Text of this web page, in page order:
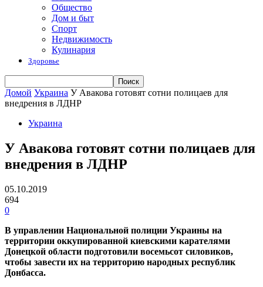
Общество
Дом и быт
Спорт
Недвижимость
Кулинария
Здоровье
Домой Украина У Авакова готовят сотни полицаев для
внедрения в ЛДНР
Украина
У Авакова готовят сотни полицаев для
внедрения в ЛДНР
05.10.2019
694
0
В управлении Национальной полиции Украины на
территории оккупированной киевскими карателями
Донецкой области подготовили восемьсот силовиков,
чтобы завести их на территорию народных республик
Донбасса.